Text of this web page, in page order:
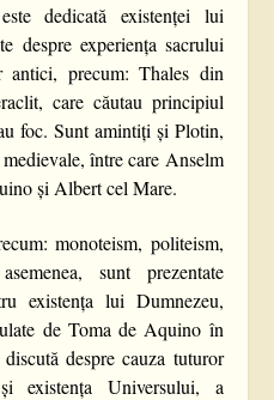
dedicată existenței lui
despre experiența sacrului
precum: Thales din
care căutau principiul
foc. Sunt amintiți și Plotin,
între care Anselm
și Albert cel Mare.
monoteism, politeism,
sunt prezentate
existența lui Dumnezeu,
de Toma de Aquino în
despre cauza tuturor
existența Universului, a